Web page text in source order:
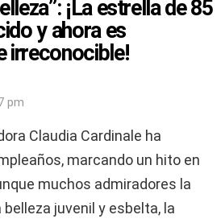
¡La estrella de 85
y ahora es
irreconocible!
pm
Claudia Cardinale ha
marcando un hito en
muchos admiradores la
juvenil y esbelta, la